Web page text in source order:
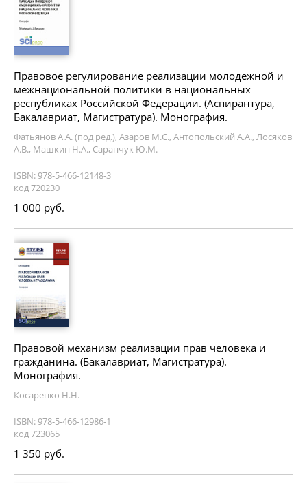
Правовое регулирование реализации молодежной и
межнациональной политики в национальных
республиках Российской Федерации. (Аспирантура,
Бакалавриат, Магистратура). Монография.
Фатьянов А.А. (под ред.), Азаров М.С., Антопольский А.А., Лосяков
А.В., Машкин Н.А., Саранчук Ю.М.
ISBN: 978-5-466-12148-3
код 720230
1 000 руб.
Правовой механизм реализации прав человека и
гражданина. (Бакалавриат, Магистратура).
Монография.
Косаренко Н.Н.
ISBN: 978-5-466-12986-1
код 723065
1 350 руб.